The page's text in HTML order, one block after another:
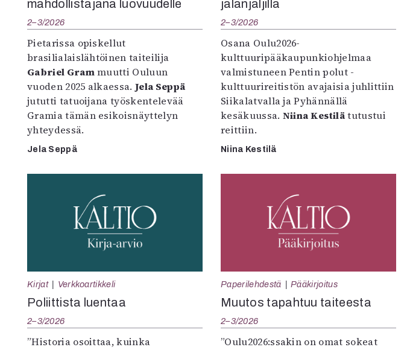
mahdollistajana luovuudelle
2–3/2026
Pietarissa opiskellut
brasilialaislähtöinen taiteilija
Gabriel Grammuutti Ouluun
vuoden 2025 alkaessa.Jela Seppä
jututti tatuoijana työskentelevää
Gramia tämän esikoisnäyttelyn
yhteydessä.
Jela Seppä
jalanjäljillä
2–3/2026
Osana Oulu2026-
kulttuuripääkaupunkiohjelmaa
valmistuneen Pentin polut -
kulttuurireitistön avajaisia juhlittiin
Siikalatvalla ja Pyhännällä
kesäkuussa. Niina Kestilätutustui
reittiin.
Niina Kestilä
Kirjat Verkkoartikkeli
Poliittista luentaa
2–3/2026
”Historia osoittaa, kuinka
Paperilehdestä Pääkirjoitus
Muutos tapahtuu taiteesta
2–3/2026
”Oulu2026:ssakin on omat sokeat